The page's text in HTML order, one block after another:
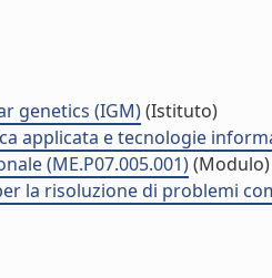
genetics (IGM)(Istituto)
applicata e tecnologie
(ME.P07.005.001)(Modulo)
la risoluzione di problemi